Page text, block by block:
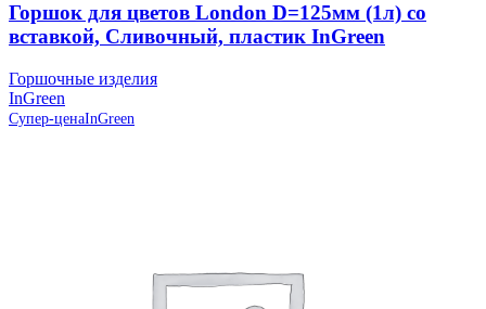
Горшок для цветов London D=125мм (1л) со
вставкой, Сливочный, пластик InGreen
Горшочные изделия
InGreen
Супер-ценаInGreen